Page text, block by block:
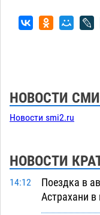
НОВОСТИ
Новости smi2.ru
НОВОСТИ
14:12
Поездка в
Астрахани